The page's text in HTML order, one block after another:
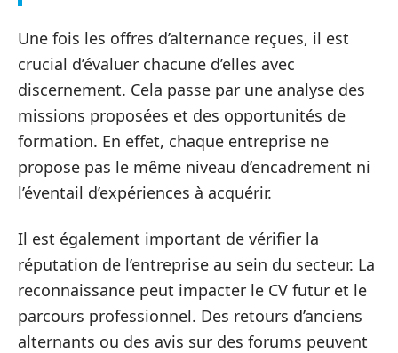
Une fois les offres d’alternance reçues, il est
crucial d’évaluer chacune d’elles avec
discernement. Cela passe par une analyse des
missions proposées et des opportunités de
formation. En effet, chaque entreprise ne
propose pas le même niveau d’encadrement ni
l’éventail d’expériences à acquérir.
Il est également important de vérifier la
réputation de l’entreprise au sein du secteur. La
reconnaissance peut impacter le CV futur et le
parcours professionnel. Des retours d’anciens
alternants ou des avis sur des forums peuvent